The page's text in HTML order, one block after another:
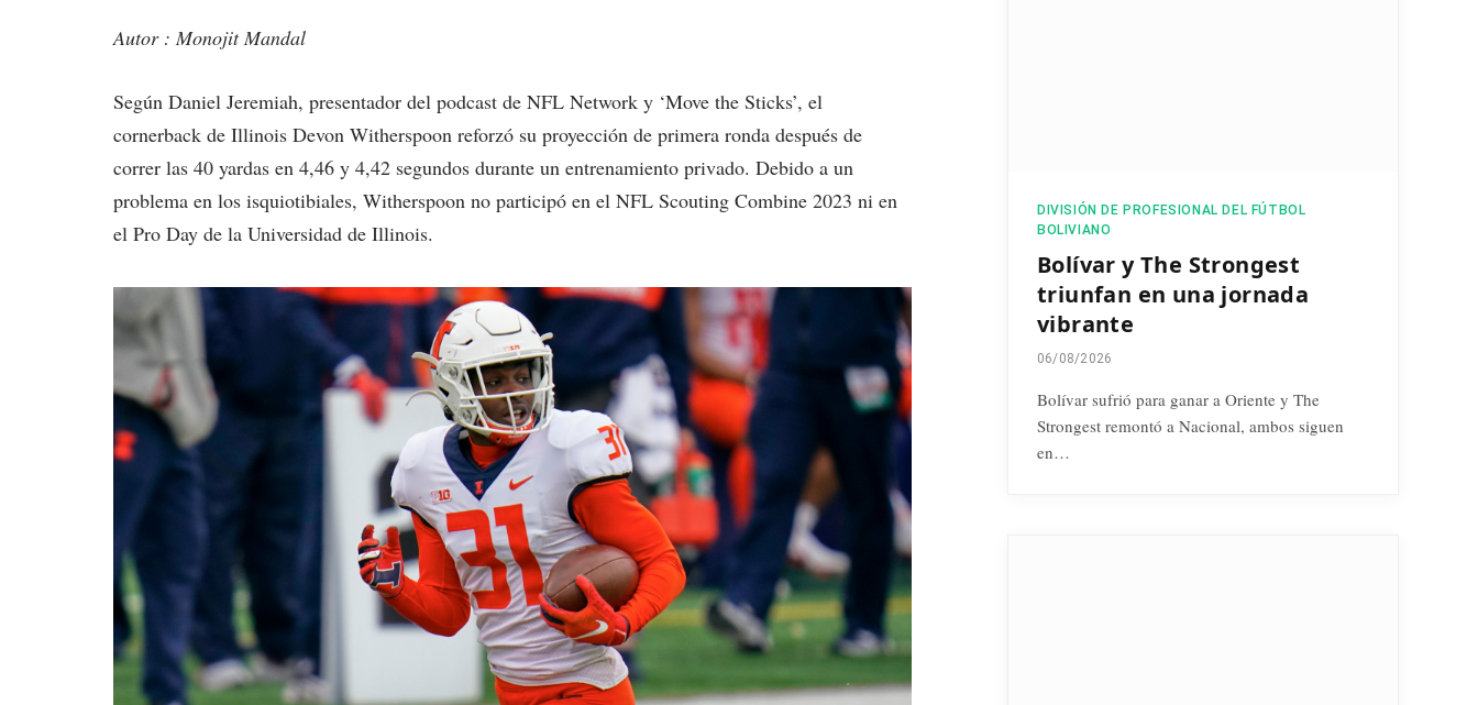
Autor : Monojit Mandal
Según Daniel Jeremiah, presentador del podcast de NFL Network y ‘Move the Sticks’, el
cornerback de Illinois Devon Witherspoon reforzó su proyección de primera ronda después de
correr las 40 yardas en 4,46 y 4,42 segundos durante un entrenamiento privado. Debido a un
problema en los isquiotibiales, Witherspoon no participó en el NFL Scouting Combine 2023 ni en
el Pro Day de la Universidad de Illinois.
DIVISIÓN DE PROFESIONAL DEL FÚTBOL
BOLIVIANO
Bolívar y The Strongest
triunfan en una jornada
vibrante
06/08/2026
Bolívar sufrió para ganar a Oriente y The
Strongest remontó a Nacional, ambos siguen
en…